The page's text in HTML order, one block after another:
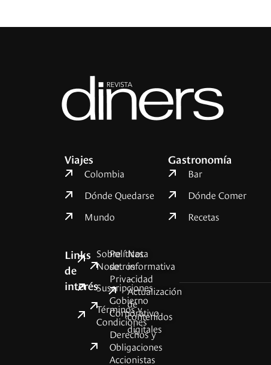
Viajes
Colombia
Dónde Quedarse
Mundo
Gastronomía
Bar
Dónde Comer
Recetas
Links
de
interés
Sobre
Nosotros
Suscripciones
Términos y
Condiciones
Políticas
de
Privacidad
Gobierno
Corporativo
Derechos y
Obligaciones
Accionistas
Nota
informativa
–
Actualización
de
contenidos
digitales